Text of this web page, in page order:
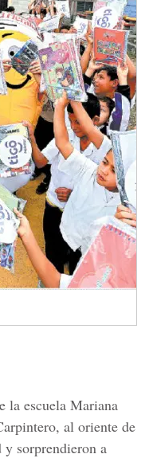
la escuela Mariana
al oriente de
sorprendieron a